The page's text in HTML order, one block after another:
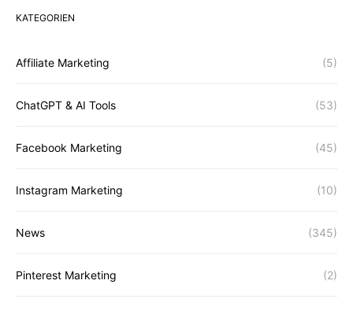
KATEGORIEN
Affiliate Marketing (5)
ChatGPT & AI Tools (53)
Facebook Marketing (45)
Instagram Marketing (10)
News (345)
Pinterest Marketing (2)